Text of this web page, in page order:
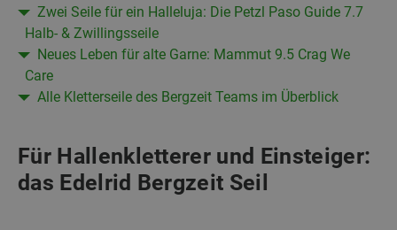
Zwei Seile für ein Halleluja: Die Petzl Paso Guide 7.7
Halb- & Zwillingsseile
Neues Leben für alte Garne: Mammut 9.5 Crag We
Care
Alle Kletterseile des Bergzeit Teams im Überblick
Für Hallenkletterer und Einsteiger:
das Edelrid Bergzeit Seil